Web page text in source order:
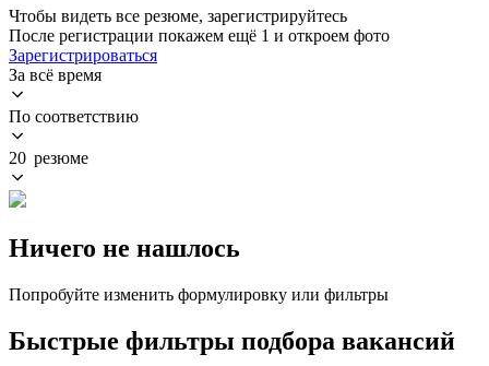
Чтобы видеть все резюме, зарегистрируйтесь
После регистрации покажем ещё 1 и откроем фото
Зарегистрироваться
За всё время
По соответствию
20 резюме
Ничего не нашлось
Попробуйте изменить формулировку или фильтры
Быстрые фильтры подбора вакансий